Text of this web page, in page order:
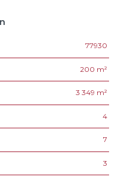
77930
200 m²
3 349 m²
4
7
3